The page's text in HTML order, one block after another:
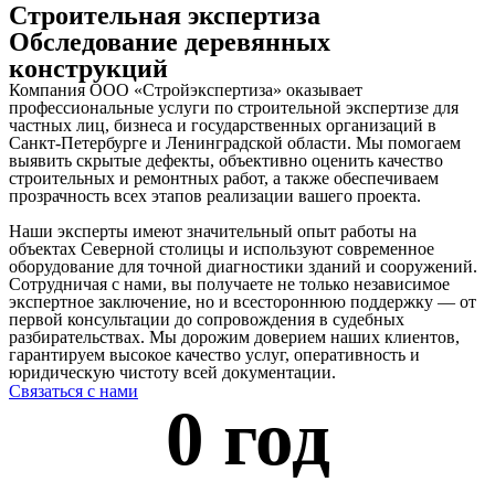
Строительная экспертиза
Обследование деревянных
конструкций
Компания ООО «Стройэкспертиза» оказывает
профессиональные услуги по строительной экспертизе для
частных лиц, бизнеса и государственных организаций в
Санкт-Петербурге и Ленинградской области. Мы помогаем
выявить скрытые дефекты, объективно оценить качество
строительных и ремонтных работ, а также обеспечиваем
прозрачность всех этапов реализации вашего проекта.
Наши эксперты имеют значительный опыт работы на
объектах Северной столицы и используют современное
оборудование для точной диагностики зданий и сооружений.
Сотрудничая с нами, вы получаете не только независимое
экспертное заключение, но и всестороннюю поддержку — от
первой консультации до сопровождения в судебных
разбирательствах. Мы дорожим доверием наших клиентов,
гарантируем высокое качество услуг, оперативность и
юридическую чистоту всей документации.
Связаться с нами
0 год